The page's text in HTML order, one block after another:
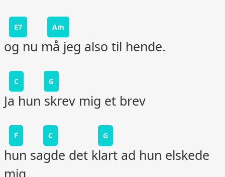
E7 Am
og nu må jeg also til hende.
C G
Ja hun skrev mig et brev
F C G
hun sagde det klart ad hun elskede
mig…